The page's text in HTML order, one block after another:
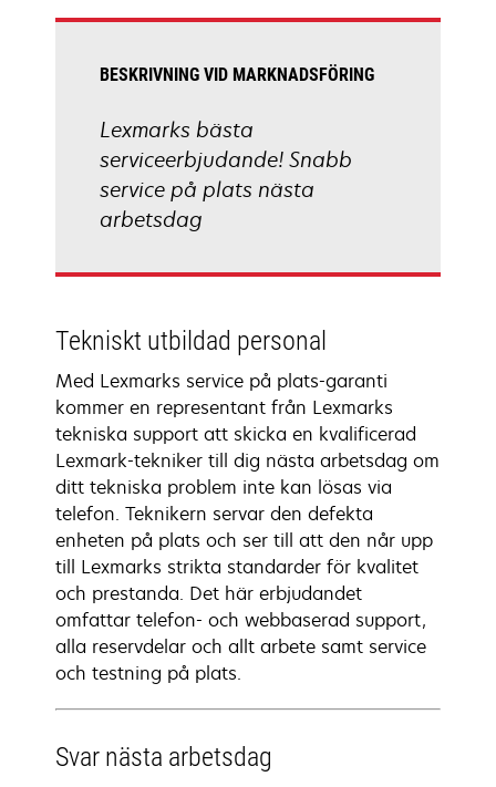
BESKRIVNING VID MARKNADSFÖRING
Lexmarks bästa
serviceerbjudande! Snabb
service på plats nästa
arbetsdag
Tekniskt utbildad personal
Med Lexmarks service på plats-garanti
kommer en representant från Lexmarks
tekniska support att skicka en kvalificerad
Lexmark-tekniker till dig nästa arbetsdag om
ditt tekniska problem inte kan lösas via
telefon. Teknikern servar den defekta
enheten på plats och ser till att den når upp
till Lexmarks strikta standarder för kvalitet
och prestanda. Det här erbjudandet
omfattar telefon- och webbaserad support,
alla reservdelar och allt arbete samt service
och testning på plats.
Svar nästa arbetsdag